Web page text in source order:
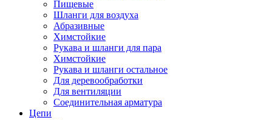
Пищевые
Шланги для воздуха
Абразивные
Химстойкие
Рукава и шланги для пара
Химстойкие
Рукава и шланги остальное
Для деревообработки
Для вентиляции
Соединительная арматура
Цепи